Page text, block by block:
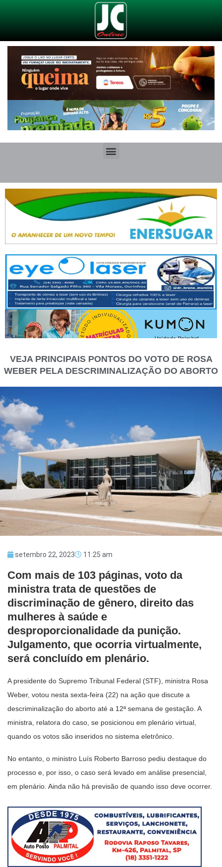
VEJA PRINCIPAIS PONTOS DO VOTO DE ROSA
WEBER PELA DESCRIMINALIZAÇÃO DO ABORTO
setembro 22, 2023 11:25 am
Com mais de 103 páginas, voto da
ministra trata de questões de
discriminação de gênero, direito das
mulheres à saúde e
desproporcionalidade da punição.
Julgamento, que ocorria virtualmente,
será concluído em plenário.
A presidente do Supremo Tribunal Federal (STF), ministra Rosa
Weber, votou nesta sexta-feira (22) na ação que discute a
descriminalização do aborto até a 12ª semana de gestação. A
ministra, relatora do caso, se posicionou em plenário virtual,
quando os votos são inseridos no sistema eletrônico.
No entanto, o ministro Luís Roberto Barroso pediu destaque do
processo e, por isso, o caso será levado em análise presencial,
em plenário. Ainda não há previsão de quando isso deve ocorrer.